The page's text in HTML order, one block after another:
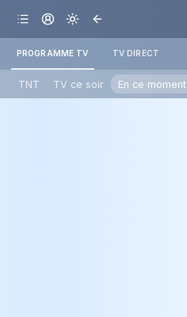
PROGRAMME TV TV DIRECT
TNT TV ce soir En ce moment